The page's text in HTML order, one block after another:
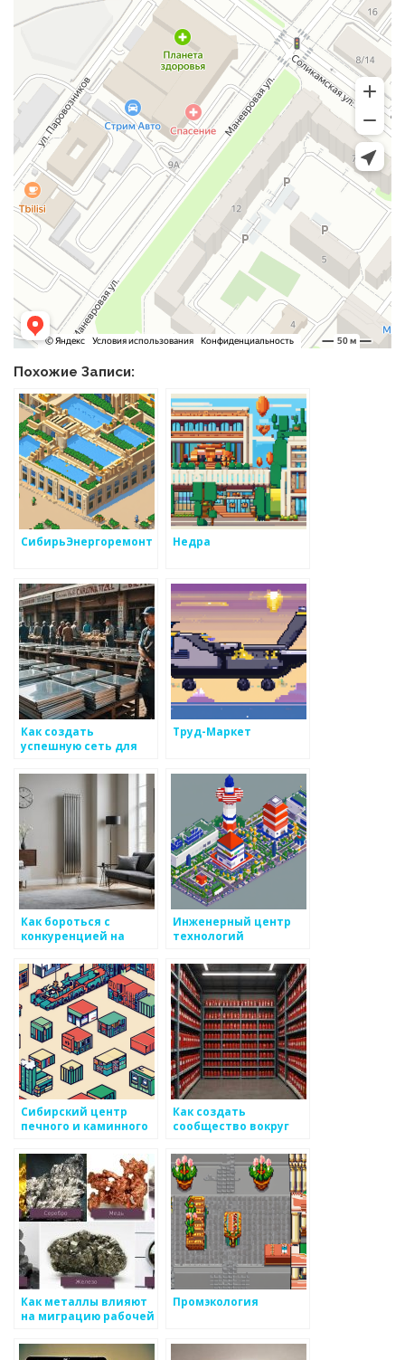
Похожие Записи:
СибирьЭнергоремонт Недра
Как создать
успешную сеть для
коллегами в области
металоизделий
Труд-Маркет
Как бороться с
конкуренцией на
металоизделий
Инженерный центр
технологий
Сибирский центр
печного и каминного
Как создать
сообщество вокруг
Как металлы влияют
на миграцию рабочей
Промэкология